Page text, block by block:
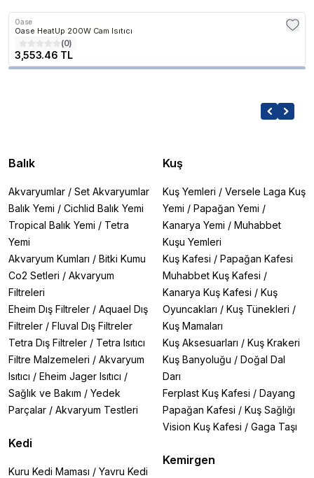
Oase
Oase HeatUp 200W Cam Isıtıcı
(0)
3,553.46 TL
Balık
Akvaryumlar / Set Akvaryumlar
Balık Yemi / Cichlid Balık Yemi
Tropical Balık Yemi / Tetra
Yemi
Akvaryum Kumları / Bitki Kumu
Co2 Setleri / Akvaryum
Filtreleri
Eheim Dış Filtreler / Aquael Dış
Filtreler / Fluval Dış Filtreler
Tetra Dış Filtreler / Tetra Isıtıcı
Filtre Malzemeleri / Akvaryum
Isıtıcı / Eheim Jager Isıtıcı /
Sağlık ve Bakım / Yedek
Parçalar / Akvaryum Testleri
Kedi
Kuru Kedi Maması / Yavru Kedi
Kuş
Kuş Yemleri / Versele Laga Kuş
Yemi / Papağan Yemi /
Kanarya Yemi / Muhabbet
Kuşu Yemleri
Kuş Kafesi / Papağan Kafesi
Muhabbet Kuş Kafesi /
Kanarya Kuş Kafesi / Kuş
Oyuncakları / Kuş Tünekleri /
Kuş Mamaları
Kuş Aksesuarları / Kuş Krakeri
Kuş Banyoluğu / Doğal Dal
Darı
Ferplast Kuş Kafesi / Dayang
Papağan Kafesi / Kuş Sağlığı
Vision Kuş Kafesi / Gaga Taşı
Kemirgen